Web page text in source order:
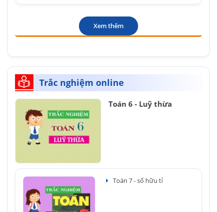
Xem thêm
Trắc nghiệm online
Toán 6 - Luỹ thừa
Toán 7 - số hữu tỉ